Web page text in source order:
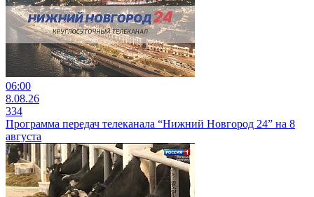
06:00
8.08.26
334
Программа передач телеканала “Нижний Новгород 24” на 8
августа